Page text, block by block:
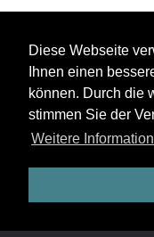
Diese Webseite
Ihnen einen
können. Durch die
stimmen Sie der
Weitere
Footer